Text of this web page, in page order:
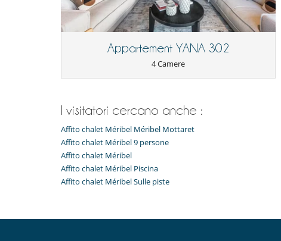
Elettrodomestici
Cucina americana
Lavastoviglie
Riscaldamento e acqua calda al gaz
Per i vostri pasti
Per la vostra comodità e convenienza
Appartement YANA 302
4 Camere
I visitatori cercano anche :
Affito chalet Méribel Méribel Mottaret
Affito chalet Méribel 9 persone
Affito chalet Méribel
Affito chalet Méribel Piscina
Affito chalet Méribel Sulle piste